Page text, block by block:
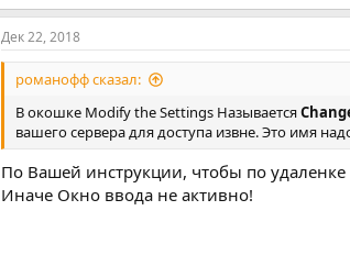
Дек 22, 2018
романофф сказал:
В окошке Modify the Settings Называется
вашего сервера для доступа извне. Это имя
По Вашей инструкции, чтобы по удаленке
Иначе Окно ввода не активно!